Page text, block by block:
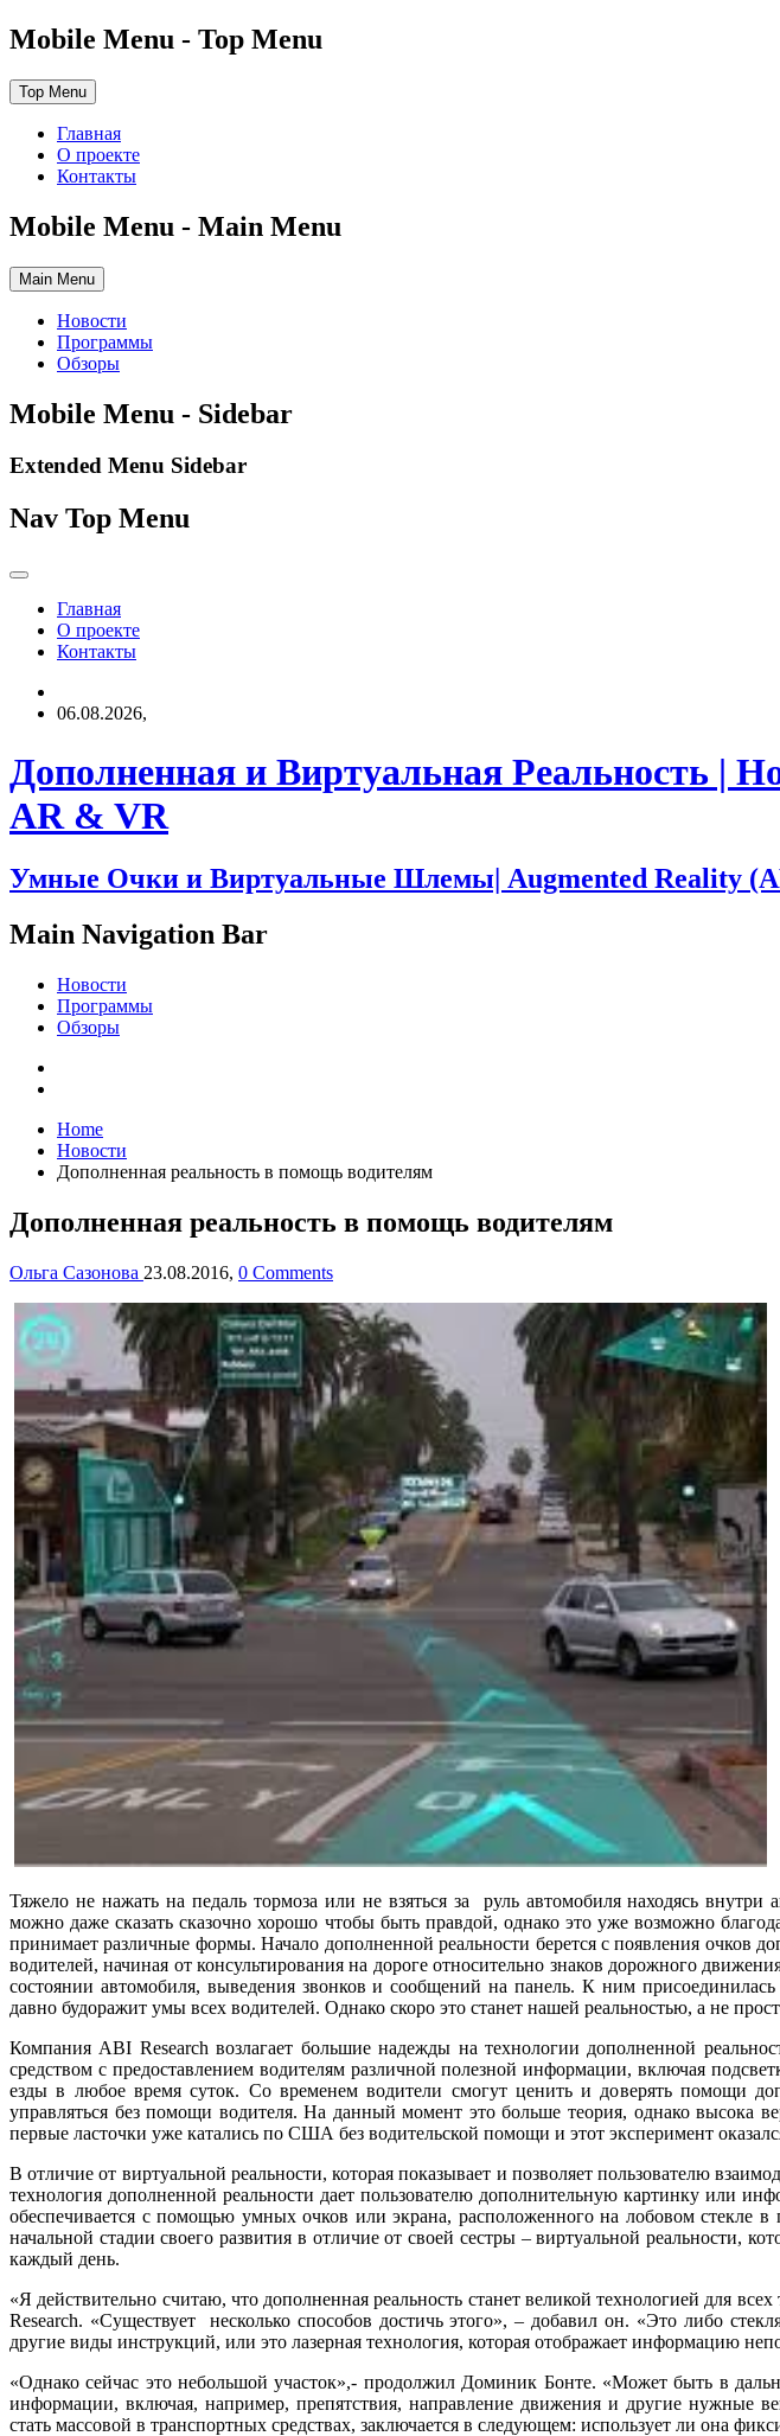
Mobile Menu - Top Menu
Top Menu
Главная
О проекте
Контакты
Mobile Menu - Main Menu
Main Menu
Новости
Программы
Обзоры
Mobile Menu - Sidebar
Extended Menu Sidebar
Nav Top Menu
Главная
О проекте
Контакты
06.08.2026,
Дополненная и Виртуальная Реальность |
AR & VR
Умные Очки и Виртуальные Шлемы| Augmented Reality
Main Navigation Bar
Новости
Программы
Обзоры
Home
Новости
Дополненная реальность в помощь водителям
Дополненная реальность в помощь водителям
Ольга Сазонова 23.08.2016, 0 Comments
Тяжело не нажать на педаль тормоза или не взяться за руль автомобиля находясь
можно даже сказать сказочно хорошо чтобы быть правдой, однако это уже возможно
принимает различные формы. Начало дополненной реальности берется с появления очков
водителей, начиная от консультирования на дороге относительно знаков дорожного
состоянии автомобиля, выведения звонков и сообщений на панель. К ним
давно будоражит умы всех водителей. Однако скоро это станет нашей реальностью, а не
Компания ABI Research возлагает большие надежды на технологии дополненной
средством с предоставлением водителям различной полезной информации, включая
езды в любое время суток. Со временем водители смогут ценить и доверять помощи
управляться без помощи водителя. На данный момент это больше теория, однако высока
первые ласточки уже катались по США без водительской помощи и этот эксперимент
В отличие от виртуальной реальности, которая показывает и позволяет пользователю
технология дополненной реальности дает пользователю дополнительную картинку или
обеспечивается с помощью умных очков или экрана, расположенного на лобовом стекле
начальной стадии своего развития в отличие от своей сестры – виртуальной реальности,
каждый день.
«Я действительно считаю, что дополненная реальность станет великой технологией для
Research. «Существует несколько способов достичь этого», – добавил он. «Это либо
другие виды инструкций, или это лазерная технология, которая отображает информацию
«Однако сейчас это небольшой участок»,- продолжил Доминик Бонте. «Может быть в
информации, включая, например, препятствия, направление движения и другие нужные
стать массовой в транспортных средствах, заключается в следующем: использует ли она